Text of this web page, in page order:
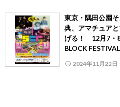
東京・隅田公園
典、アマチュア
げる！ 12月7・
BLOCK
2024年11月22日